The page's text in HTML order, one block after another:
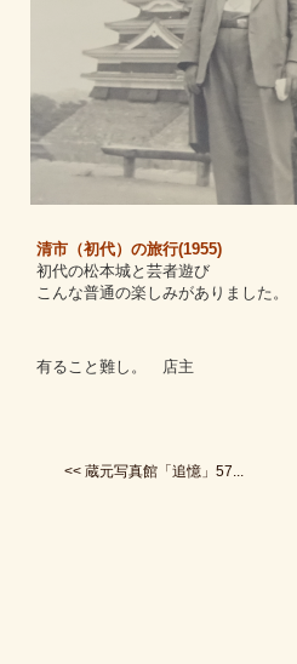
清市（初代）の旅行(1955)
初代の松本城と芸者遊び
こんな普通の楽しみがありました。
有ること難し。 店主
<< 蔵元写真館「追憶」57...